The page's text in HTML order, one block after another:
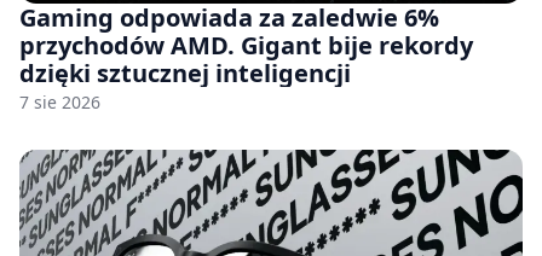
Gaming odpowiada za zaledwie 6%
przychodów AMD. Gigant bije rekordy
dzięki sztucznej inteligencji
7 sie 2026